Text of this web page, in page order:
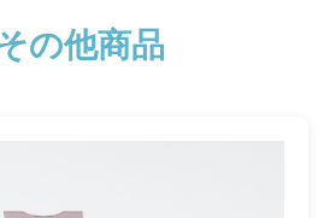
の他商品